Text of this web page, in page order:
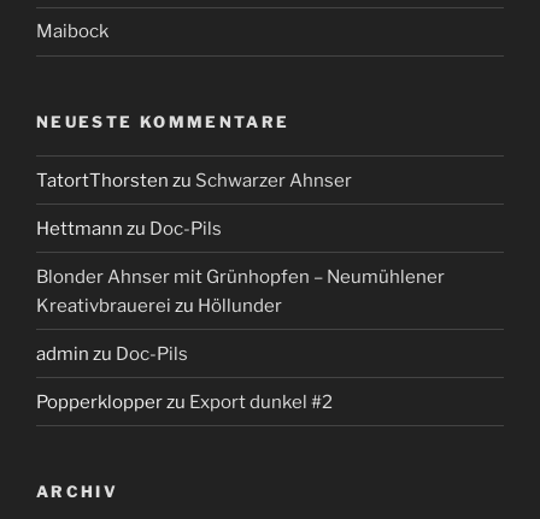
Maibock
NEUESTE KOMMENTARE
TatortThorsten zu Schwarzer Ahnser
Hettmann zu Doc-Pils
Blonder Ahnser mit Grünhopfen – Neumühlener
Kreativbrauerei zu Höllunder
admin zu Doc-Pils
Popperklopperzu Export dunkel #2
ARCHIV